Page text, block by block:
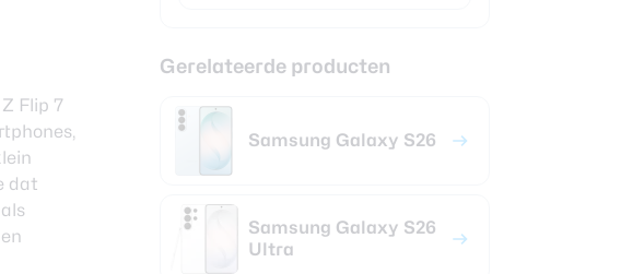
Flip 7
dat
Gerelateerde producten
Samsung Galaxy S26
Samsung Galaxy S26
Ultra